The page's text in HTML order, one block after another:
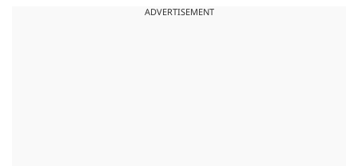
CBI का बड़ा खुलासा, NTA के एक्सपर्ट्स ने ही लीक कराया
ADVERTISEMENT